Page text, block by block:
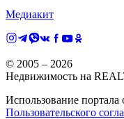
Медиакит
© 2005 – 2026
Недвижимость на
Использование портала
Пользовательского